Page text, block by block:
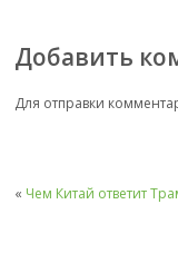
Добавить
Для отправки
« Чем Китай ответит